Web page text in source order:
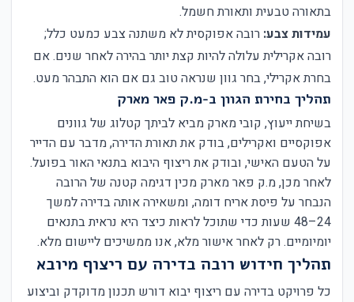
בתאורה טבעית ותאורת חשמל.
עמידות צבע: רובה אפוקסית לא משתנה צבע כמעט כלל;
רובה אקרילית עלולה להיות קצת יותר בהירה לאחר שנים. אם
בחרת אקרילי, בחר גוון שנראה טוב גם אם הוא התבהר מעט.
תהליך בחירת הגוון ב-מ.ק פאר מארק
בשיחת ייעוץ, קובי מארק מביא לביתך קטלוג של גוונים
אפוקסיים ואקרילים, בודק את תאורת הדירה, מדבר עם הדייר
על הטעם האישי, ובודק את ריצוף היבוא בתנאי האור בפועל.
לאחר מכן, מ.ק פאר מארק מכין דגימה קטנה של הרובה
הנבחר על פיסת אריח דומה, ומשאירה אותה בדירה למשך
24–48 שעות כדי שתוכל לראות כיצד היא נראית בתנאים
יומיומיים. רק לאחר אישור מלא, אנו ממשיכים ליישום מלא.
תהליך חידוש רובה בדירה עם ריצוף מיובא
כל פרויקט בדירה עם ריצוף יבוא דורש תכנון מדוקדק וביצוע